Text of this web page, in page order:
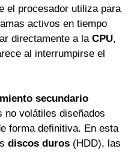
el procesador utiliza para
activos en tiempo
directamente a laCPU,
al interrumpirse el
secundario
no volátiles diseñados
forma definitiva. En esta
discos duros (HDD), las